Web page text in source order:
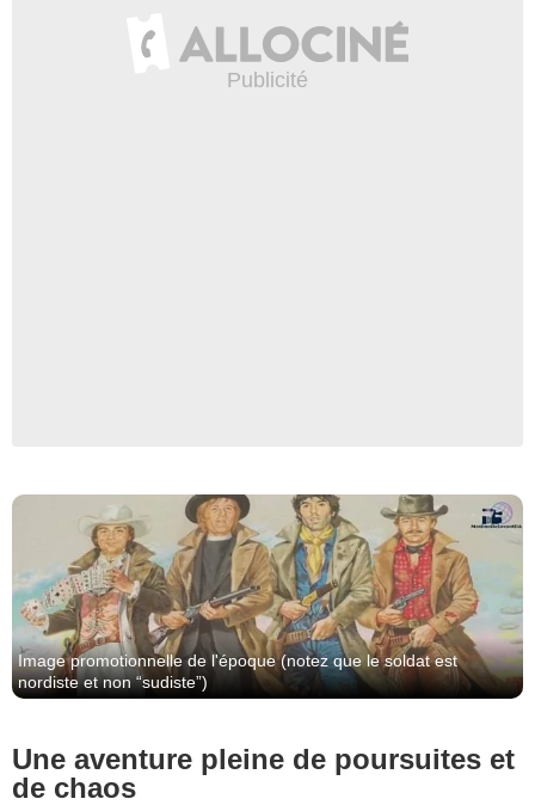
Image promotionnelle de l'époque (notez que le soldat est
nordiste et non “sudiste”)
Une aventure pleine de poursuites et
de chaos